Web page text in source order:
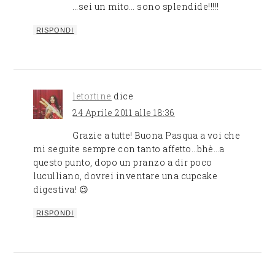
…sei un mito… sono splendide!!!!!
RISPONDI
letortine dice
24 Aprile 2011 alle 18:36
Grazie a tutte! Buona Pasqua a voi che
mi seguite sempre con tanto affetto…bhè…a
questo punto, dopo un pranzo a dir poco
luculliano, dovrei inventare una cupcake
digestiva! 😉
RISPONDI